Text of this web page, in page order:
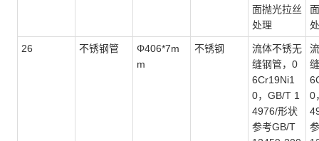
面抛光拉丝
处理
26 不锈钢管
Φ406*7m
m
不锈钢
流体不锈无
缝钢管， 0
6Cr19Ni1
0，GB/T 1
4976/形状
参考GB/T
0